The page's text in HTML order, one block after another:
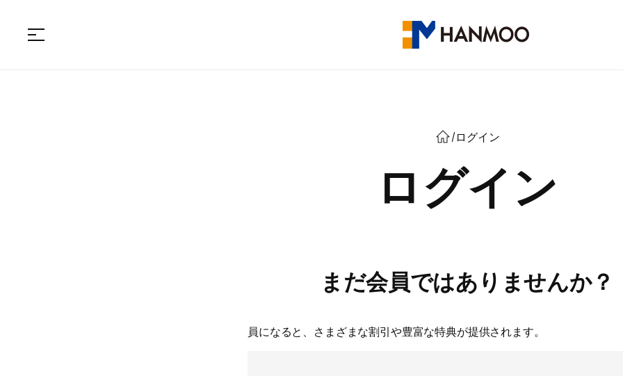
/ログイン
ログイン
まだ会員ではありませんか？
員になると、さまざまな割引や豊富な特典が提供されます。